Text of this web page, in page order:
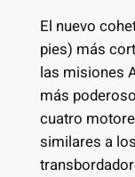
El nuevo
pies) más
las misiones
más
cuatro
similares a